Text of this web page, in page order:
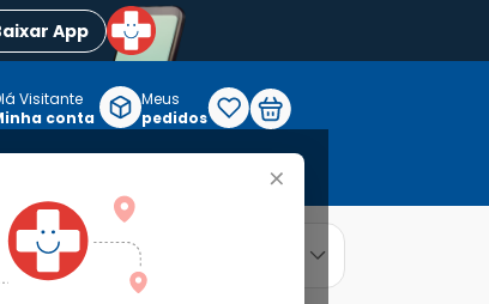
App
+
Visitante
conta
Meus
pedidos
ordenar por